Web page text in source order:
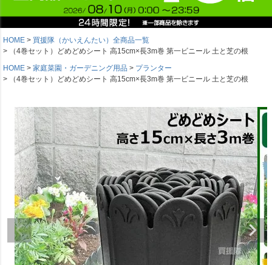
HOME
買援隊（かいえんたい）全商品一覧
（4巻セット）どめどめシート 高15cm×長3m巻 第一ビニール 土と芝の根
HOME
家庭菜園・ガーデニング用品
プランター
（4巻セット）どめどめシート 高15cm×長3m巻 第一ビニール 土と芝の根